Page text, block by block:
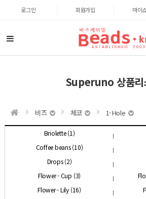
로그인 회원가입 마이
Superuno 상품리
비즈 체코 1-Hole
Briolette (1)
Coffee beans (10)
Drops (2)
Flower - Cup (3)
Flower - Lily (16)